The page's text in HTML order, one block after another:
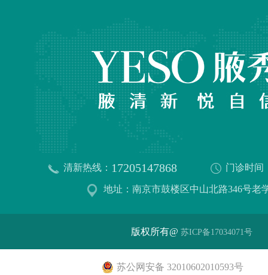
清新热线： 17205147868 门诊时间
地址：南京市鼓楼区中山北路346号老
版权所有@ 苏ICP备17034071号
苏公网安备 32010602010593号